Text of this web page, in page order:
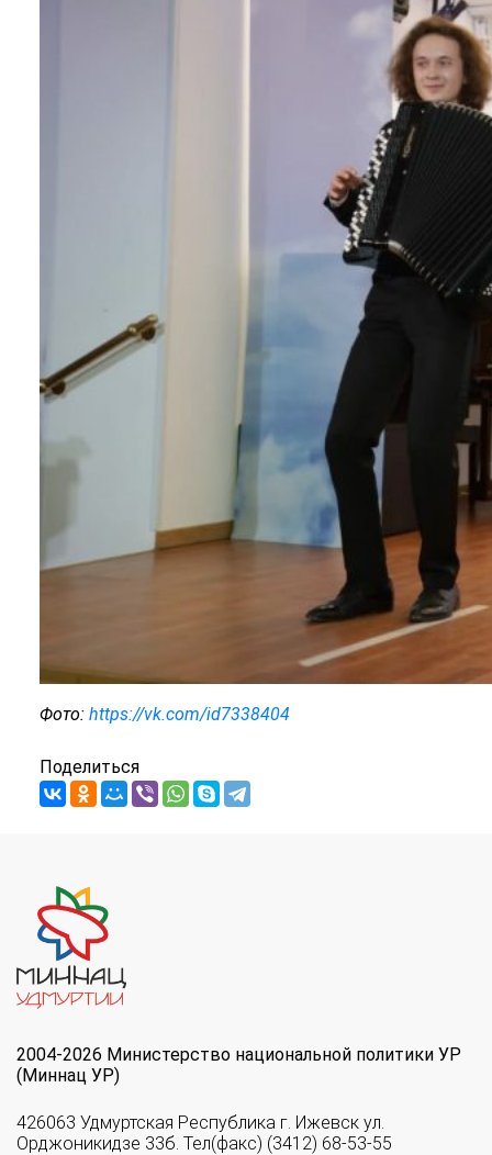
Фото: https://vk.com/id7338404
Поделиться
2004-2026 Министерство национальной политики УР
(Миннац УР)
426063 Удмуртская Республика г. Ижевск ул.
Орджоникидзе 33б. Тел(факс) (3412) 68-53-55